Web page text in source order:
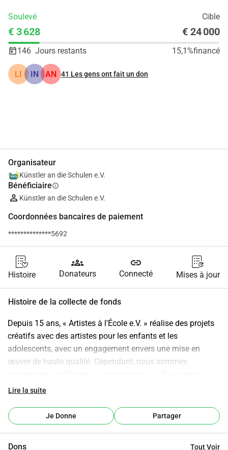
Soulevé Cible
€ 3 628 € 24 000
146 Jours restants 15,1%financé
LI IN AN 41 Les gens ont fait un don
Organisateur
Künstler an die Schulen e.V.
Bénéficiaireinfo
Künstler an die Schulen e.V.
Coordonnées bancaires de paiement
**************5692
Histoire
groups
Donateurs
link
Connecté Mises à jour
Histoire de la collecte de fonds
Depuis 15 ans, « Artistes à l'École e.V. » réalise des projets
créatifs avec des artistes pour les enfants et les
adolescents, avec un engagement envers une mise en
œuvre de haute qualité. Cependant, nous sommes
central a été drastiquement réduit et sera probablement
du financement de deux postes, capables de générer
jusqu'à 200 000 par an en subventions pour de nombreux
Lire la suite
Je Donne Partager
Dons Tout Voir